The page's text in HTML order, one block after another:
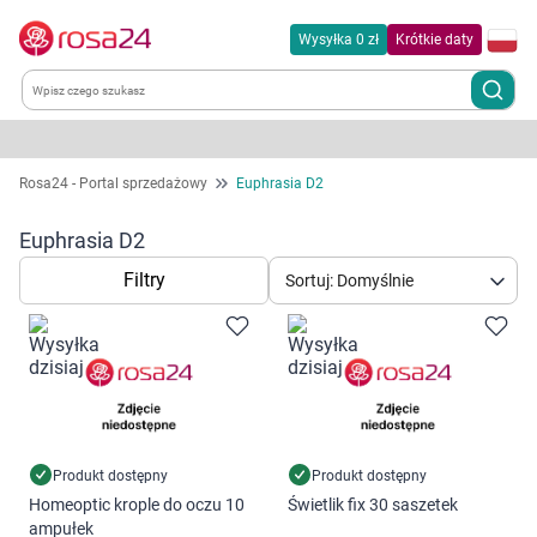
Korzystamy z plików cookies w celu
Wysyłka 0 zł Krótkie daty
Kategorie
Chemia gospodarcza
Dla zwierząt
Dom i ogród
Kobieta w ciąży i mama
Rosa24 - Portal sprzedażowy Euphrasia D2
Euphrasia D2
Filtry Sortuj: Domyślnie
Produkt dostępny
Homeoptic krople do oczu 10
ampułek
Produkt dostępny
Świetlik fix 30 saszetek